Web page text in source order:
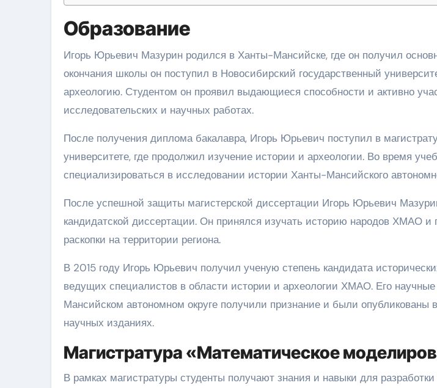
Образование
Игорь Юрьевич Мазурин родился в Ханты-Мансийске, где он получил
окончания школы он поступил в Новосибирский государственный
археологию. Студентом он проявил выдающиеся способности и активно
исследовательских и научных работах.
После получения диплома бакалавра, Игорь Юрьевич поступил в
университете, где продолжил изучение истории и археологии. Во время
специализироваться в исследовании истории Ханты-Мансийского
После успешной защиты магистерской диссертации Игорь Юрьевич
кандидатской диссертации. Он принялся изучать историю народов ХМАО и
раскопки на территории региона.
В 2015 году Игорь Юрьевич получил ученую степень кандидата
ведущих специалистов в области истории и археологии ХМАО. Его
Мансийском автономном округе получили признание и были опубликованы
научных изданиях.
Магистратура «Математическое
В рамках магистратуры студенты получают знания и навыки для